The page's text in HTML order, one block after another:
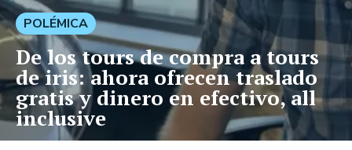
POLÉMICA
De los tours de compra a tours
de iris: ahora ofrecen traslado
gratis y dinero en efectivo, all
inclusive